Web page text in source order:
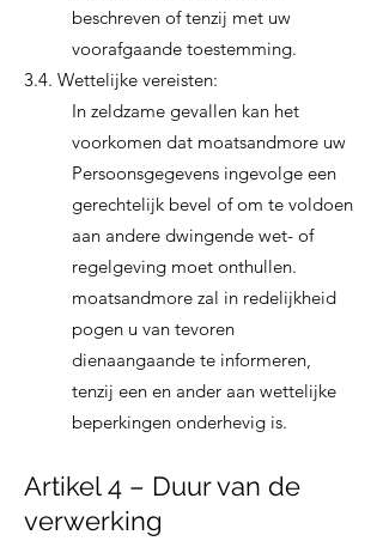
beschreven of tenzij met uw
voorafgaande toestemming.
3.4. Wettelijke vereisten:
In zeldzame gevallen kan het
voorkomen dat moatsandmore uw
Persoonsgegevens ingevolge een
gerechtelijk bevel of om te voldoen
aan andere dwingende wet- of
regelgeving moet onthullen.
moatsandmore zal in redelijkheid
pogen u van tevoren
dienaangaande te informeren,
tenzij een en ander aan wettelijke
beperkingen onderhevig is.
Artikel 4 – Duur van de
verwerking